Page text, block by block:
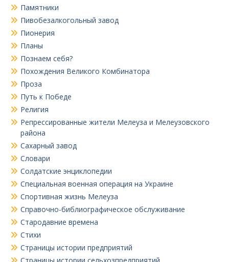
Памятники
Пивобезалкогольный завод
Пионерия
Планы
Познаем себя?
Похождения Великого Комбинатора
Проза
Путь к Победе
Религия
Репрессированные жители Мелеуза и Мелеузовского
района
Сахарный завод
Словари
Солдатские энциклопедии
Специальная военная операция на Украине
Спортивная жизнь Мелеуза
Справочно-библиографическое обслуживание
Стародавние времена
Стихи
Страницы истории предприятий